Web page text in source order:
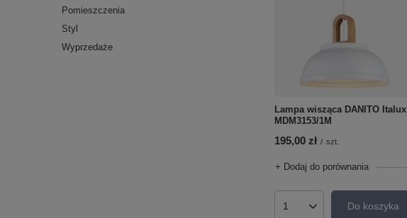
Pomieszczenia
Styl
Wyprzedaże
Lampa wisząca DANITO Italux
MDM3153/1M
195,00 zł / szt.
+ Dodaj do porównania
Ilość produktówDo koszyka